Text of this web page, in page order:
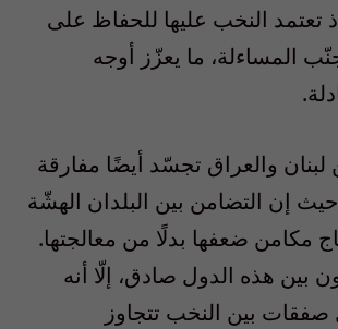
تعتمد النخب عليها للحفاظ على
المساءلة، ما يعزّز أوجه
لبنان والعراق تجسّد أيضًا مفارقة
إن التضامن بين البلدان الهشّة
مكامن ضعفها بدلًا من معالجتها.
بين هذه الدول صادق، إلّا أنه
بين النخب تتجاوز